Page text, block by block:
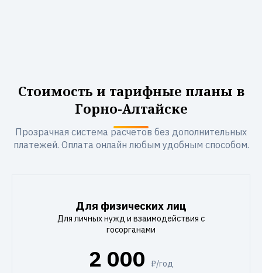
Стоимость и тарифные планы в
Горно-Алтайске
Прозрачная система расчетов без дополнительных
платежей. Оплата онлайн любым удобным способом.
Для физических лиц
Для личных нужд и взаимодействия с
госорганами
2 000 ₽/год